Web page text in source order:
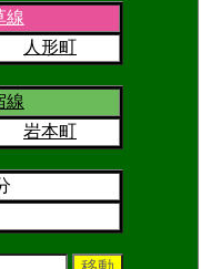
線
人形町
線
岩本町